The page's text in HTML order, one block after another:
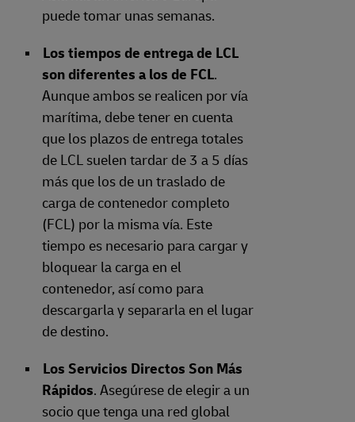
puede tomar unas semanas.
Los tiempos de entrega de LCL
son diferentes a los de FCL.
Aunque ambos se realicen por vía
marítima, debe tener en cuenta
que los plazos de entrega totales
de LCL suelen tardar de 3 a 5 días
más que los de un traslado de
carga de contenedor completo
(FCL) por la misma vía. Este
tiempo es necesario para cargar y
bloquear la carga en el
contenedor, así como para
descargarla y separarla en el lugar
de destino.
Los Servicios Directos Son Más
Rápidos. Asegúrese de elegir a un
socio que tenga una red global